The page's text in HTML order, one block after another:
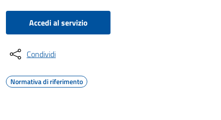
Accedi al servizio
Condividi
Normativa di riferimento